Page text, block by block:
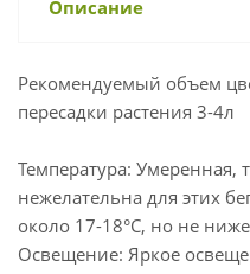
Описание
Рекомендуемый объем
пересадки растения 3-4л
Температура: Умеренная,
нежелательна для этих
около 17-18°С, но не
Освещение: Яркое